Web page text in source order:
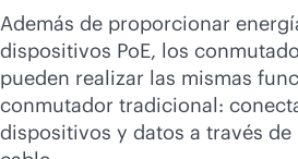
Además de proporcionar
dispositivos PoE, los
pueden realizar las mismas
conmutador tradicional:
dispositivos y datos a través de